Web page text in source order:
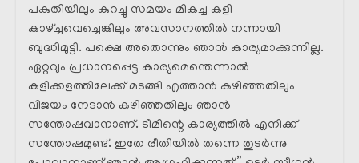
പകുതിയിലും കുറച്ചു സമയം മികച്ച കളി
കാഴ്ച്ചവെച്ചെങ്കിലും അവസാനത്തിൽ നന്നായി
ബുദ്ധിമുട്ടി. പക്ഷെ അതൊന്നും ഞാൻ കാര്യമാക്കുന്നില്ല.
ഏറ്റവും പ്രധാനപ്പെട്ട കാര്യമെന്തെന്നാൽ
കളിക്കളത്തിലേക്ക് മടങ്ങി എത്താൻ കഴിഞ്ഞതിലും
വിജയം നേടാൻ കഴിഞ്ഞതിലും ഞാൻ
സന്തോഷവാനാണ്. ടീമിന്റെ കാര്യത്തിൽ എനിക്ക്
സന്തോഷമുണ്ട്. ഇതേ രീതിയിൽ തന്നെ തുടർന്നു